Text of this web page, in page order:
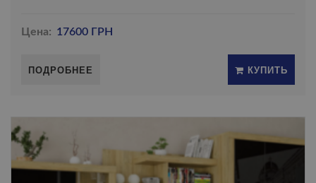
Цена: 17600 ГРН
ПОДРОБНЕЕ КУПИТЬ